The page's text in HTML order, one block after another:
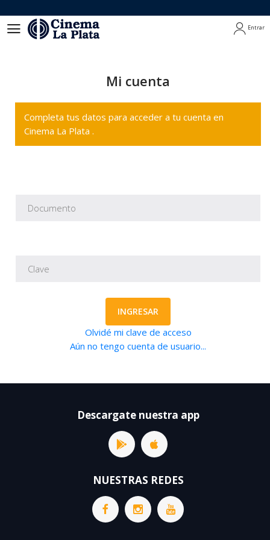
Entrar
Mi cuenta
Completa tus datos para acceder a tu cuenta en
Cinema La Plata .
INGRESAR
Olvidé mi clave de acceso
Aún no tengo cuenta de usuario...
Descargate nuestra app
NUESTRAS REDES